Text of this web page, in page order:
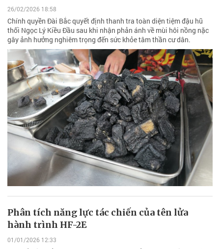
26/02/2026 18:58
Chính quyền Đài Bắc quyết định thanh tra toàn diện tiệm đậu hũ
thối Ngọc Lý Kiều Đầu sau khi nhận phản ánh về mùi hôi nồng nặc
gây ảnh hưởng nghiêm trọng đến sức khỏe tâm thần cư dân.
Phân tích năng lực tác chiến của tên lửa
hành trình HF-2E
01/01/2026 12:33